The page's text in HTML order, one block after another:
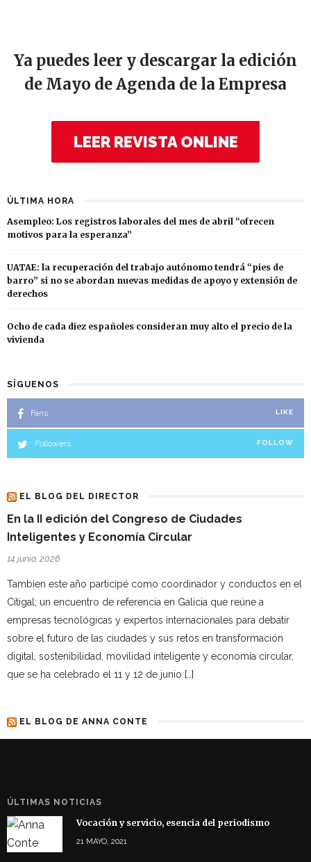
Ya puedes leer y descargar la edición
de Mayo de Agenda de la Empresa
LEER REVISTA ONLINE
ÚLTIMA HORA
Asempleo: Los registros laborales del mes de abril “ofrecen
motivos para la esperanza”
UATAE: la recuperación del trabajo autónomo tendrá “pies de
barro” si no se abordan nuevas medidas de apoyo y extensión de
derechos
Ocho de cada diez españoles consideran muy alto el precio de la
vivienda
SÍGUENOS
Fans LIKE
Followers FOLLOW
EL BLOG DEL DIRECTOR
En la II edición del Congreso de Ciudades
Inteligentes y Economía Circular
14 junio, 2026
Tambien este año participé como coordinador y conductos en el
Citigal; un encuentro de referencia en Galicia que reúne a
empresas tecnológicas y expertos internacionales para debatir
sobre el futuro de las ciudades y sus retos en transformación
digital, sostenibilidad, movilidad inteligente y economía circular,
que se ha celebrado el 11 y 12 de junio […]
EL BLOG DE ANNA CONTE
ÚLTIMAS NOTICIAS
Vocación y servicio, esencia del periodismo
21 MAYO, 2021